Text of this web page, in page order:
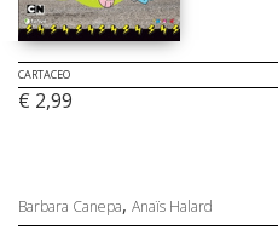
CARTACEO
€ 2,99
Barbara Canepa, Anaïs Halard